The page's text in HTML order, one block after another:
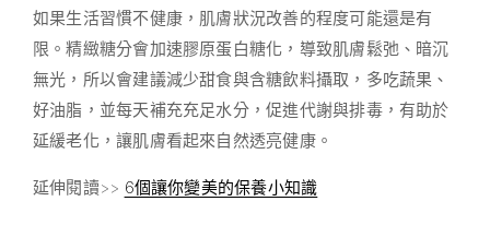
如果生活習慣不健康，肌膚狀況改善的程度可能還是有
限。精緻糖分會加速膠原蛋白糖化，導致肌膚鬆弛、暗沉
無光，所以會建議減少甜食與含糖飲料攝取，多吃蔬果、
好油脂，並每天補充充足水分，促進代謝與排毒，有助於
延緩老化，讓肌膚看起來自然透亮健康。
延伸閱讀>> 6個讓你變美的保養小知識